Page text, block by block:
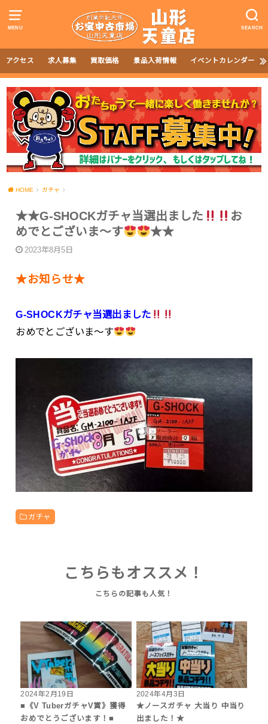
MENU SEARCH
アクセス 求人募集 買取価格 景品入荷情報 イベントカレンダー
HOME ガチャ
★★G-SHOCKガチャ当選出ました
お
めでとございま～す
★★
2023年8月5日
★お知らせ★
G-SHOCKガチャ当選出ました
おめでとございま～す
ガチャ
こちらもオススメ！
2024年2月19日
■《V TuberガチャV賞》獲得
おめでとうございます！■
2024年4月3日
★ノースガチャ 大当り 中当り
出ました！★